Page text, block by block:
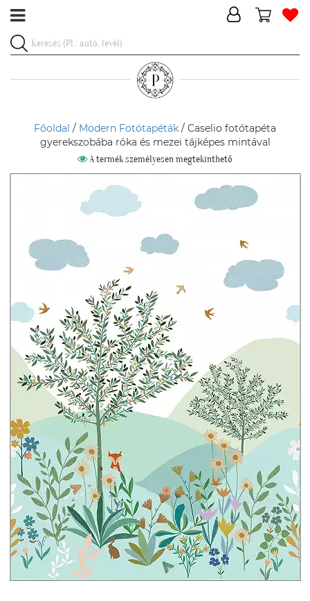
Főoldal / Modern Fotótapéták / Caselio fotótapéta
gyerekszobába róka és mezei tájképes mintával
A termék személyesen megtekinthető